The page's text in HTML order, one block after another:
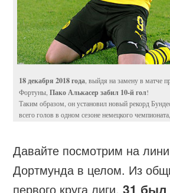
18 декабря 2018 года , выйдя на замену в матче
Фортуны,Пако Алькасер забил 10-й гол!
Таким образом, он установил новый рекорд
всего голов в одном сезоне немецкого
Давайте посмотрим на
Дортмунда в целом. Из
первого круга лиги,31 был